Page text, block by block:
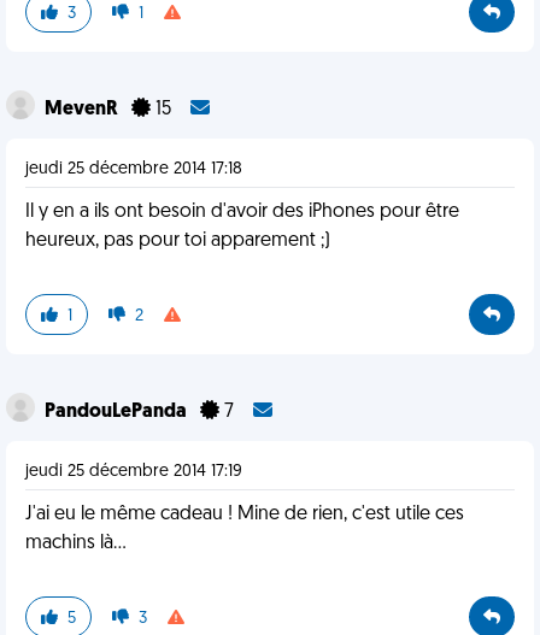
3 1
MevenR 15
jeudi 25 décembre 2014 17:18
Il y en a ils ont besoin d'avoir des iPhones pour être
heureux, pas pour toi apparement ;)
1 2
PandouLePanda 7
jeudi 25 décembre 2014 17:19
J'ai eu le même cadeau ! Mine de rien, c'est utile ces
machins là...
5 3